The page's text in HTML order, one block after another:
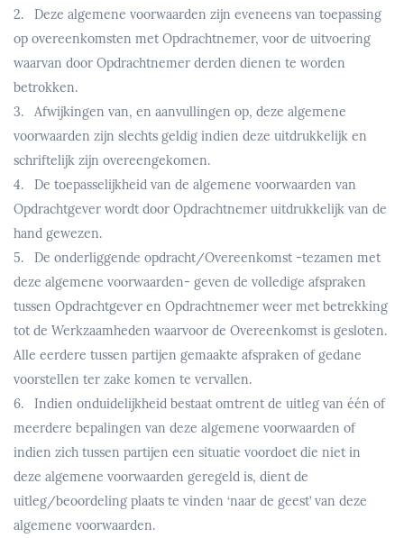
2. Deze algemene voorwaarden zijn eveneens van toepassing
op overeenkomsten met Opdrachtnemer, voor de uitvoering
waarvan door Opdrachtnemer derden dienen te worden
betrokken.
3. Afwijkingen van, en aanvullingen op, deze algemene
voorwaarden zijn slechts geldig indien deze uitdrukkelijk en
schriftelijk zijn overeengekomen.
4. De toepasselijkheid van de algemene voorwaarden van
Opdrachtgever wordt door Opdrachtnemer uitdrukkelijk van de
hand gewezen.
5. De onderliggende opdracht/Overeenkomst -tezamen met
deze algemene voorwaarden- geven de volledige afspraken
tussen Opdrachtgever en Opdrachtnemer weer met betrekking
tot de Werkzaamheden waarvoor de Overeenkomst is gesloten.
Alle eerdere tussen partijen gemaakte afspraken of gedane
voorstellen ter zake komen te vervallen.
6. Indien onduidelijkheid bestaat omtrent de uitleg van één of
meerdere bepalingen van deze algemene voorwaarden of
indien zich tussen partijen een situatie voordoet die niet in
deze algemene voorwaarden geregeld is, dient de
uitleg/beoordeling plaats te vinden ‘naar de geest’ van deze
algemene voorwaarden.